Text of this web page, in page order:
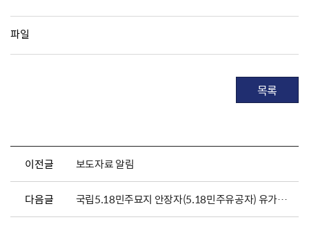
파일
목록
이전글 보도자료 알림
다음글 국립5.18민주묘지 안장자(5.18민주유공자) 유가족에 대한 안장식순 안내